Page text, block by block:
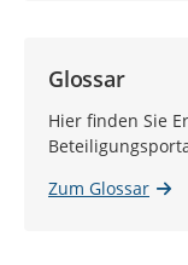
Glossar
Hier finden Sie
Zum Glossar